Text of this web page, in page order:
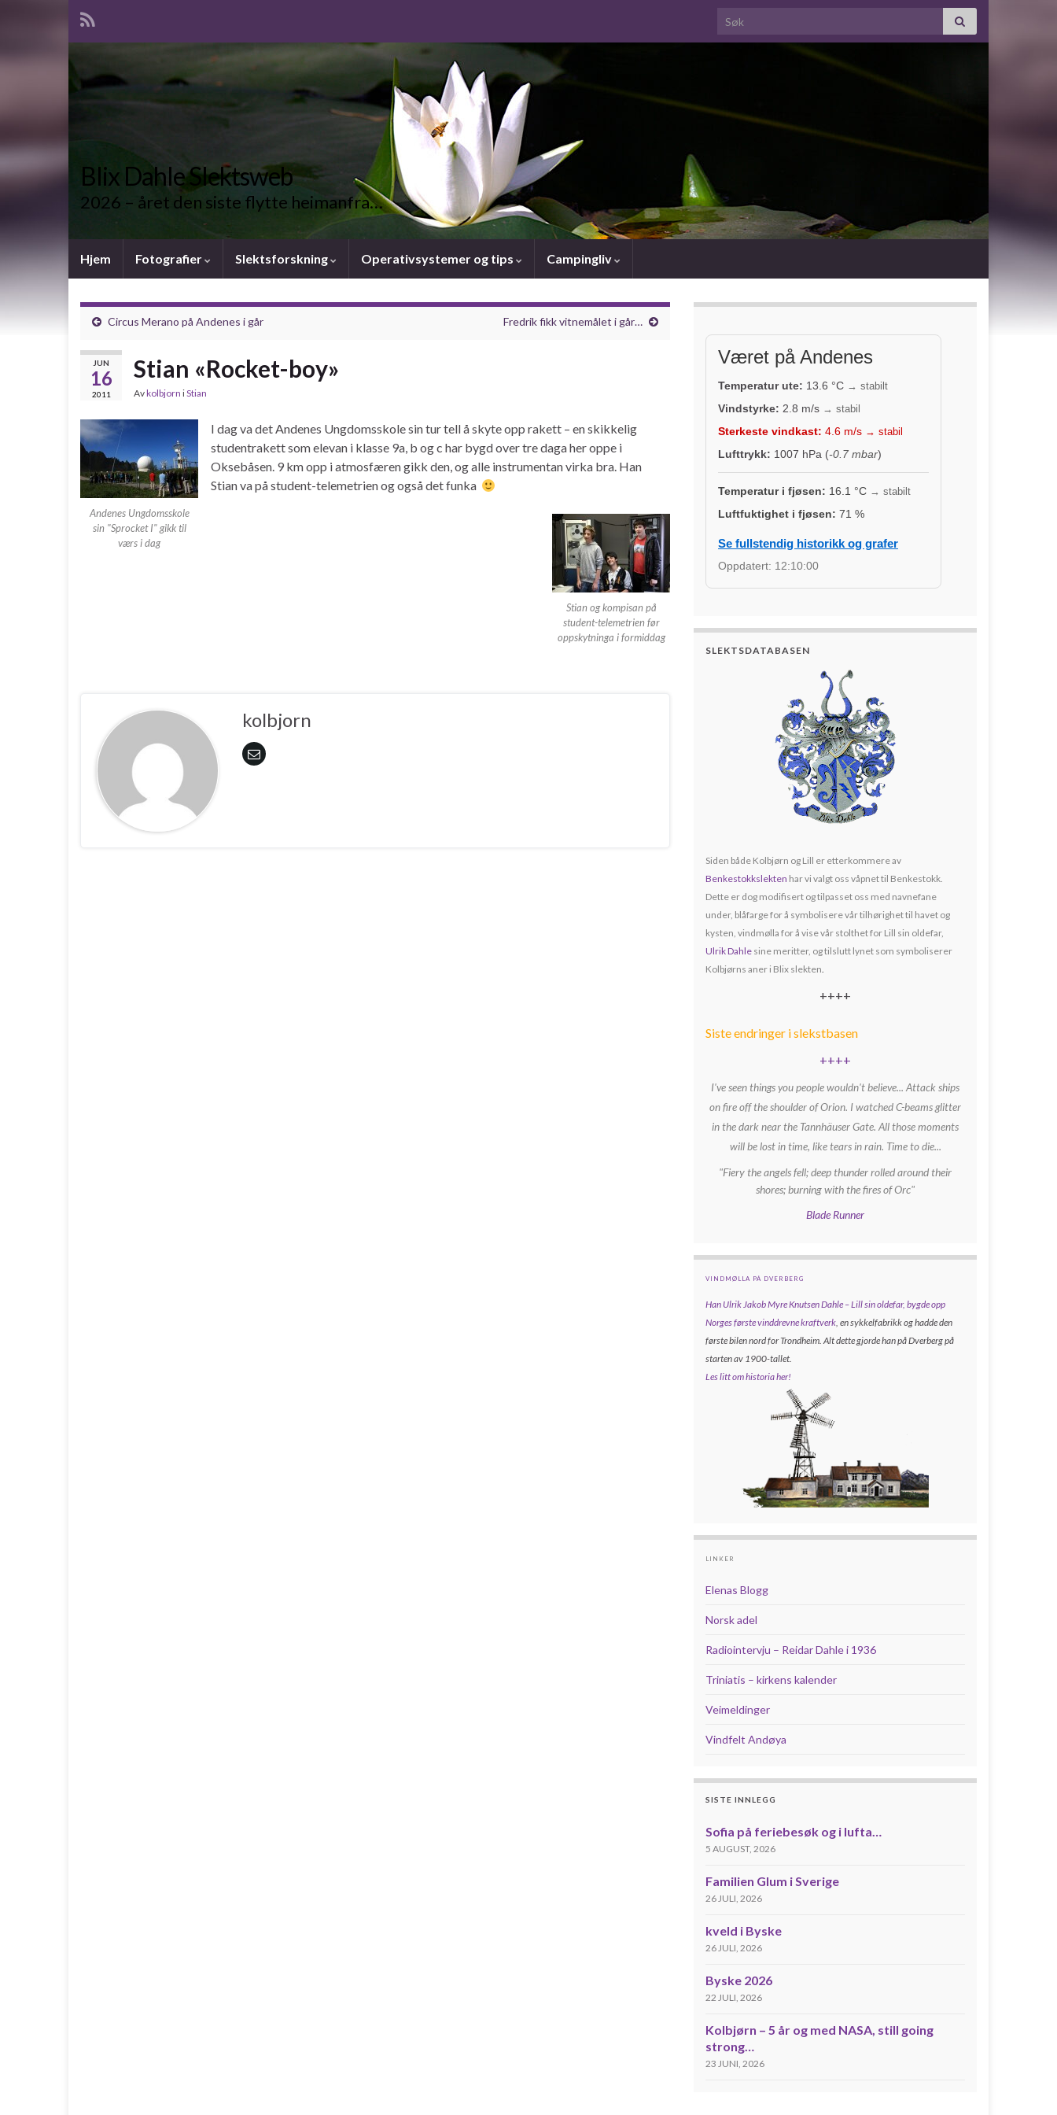
Search for:
Blix Dahle Slektsweb
2026 – året den siste flytte heimanfra…
Hjem Fotografier Slektsforskning Operativsystemer og tips Campingliv
Circus Merano på Andenes i går Fredrik fikk vitnemålet i går…
JUN
16
2011
Stian «Rocket-boy»
Avkolbjorn iStian
Andenes Ungdomsskole
sin "Sprocket I" gikk til
værs i dag
I dag va det Andenes Ungdomsskole sin tur tell å skyte opp rakett – en skikkelig
studentrakett som elevan i klasse 9a, b og c har bygd over tre daga her oppe i
Oksebåsen. 9 km opp i atmosfæren gikk den, og alle instrumentan virka bra. Han
Stian va på student-telemetrien og også det funka
Stian og kompisan på
student-telemetrien før
oppskytninga i formiddag
kolbjorn
Været på Andenes
Temperatur ute: 13.6 °C → stabilt
Vindstyrke: 2.8 m/s → stabil
Sterkeste vindkast: 4.6 m/s → stabil
Lufttrykk: 1007 hPa (-0.7 mbar)
Temperatur i fjøsen: 16.1 °C → stabilt
Luftfuktighet i fjøsen: 71 %
Se fullstendig historikk og grafer
Oppdatert: 12:10:00
SLEKTSDATABASEN
Siden både Kolbjørn og Lill er etterkommere av
Benkestokkslekten har vi valgt oss våpnet til Benkestokk.
Dette er dog modifisert og tilpasset oss med navnefane
under, blåfarge for å symbolisere vår tilhørighet til havet og
kysten, vindmølla for å vise vår stolthet for Lill sin oldefar,
Ulrik Dahle sine meritter, og tilslutt lynet som symboliserer
Kolbjørns aner i Blix slekten.
++++
Siste endringer i slekstbasen
++++
I've seen things you people wouldn't believe... Attack ships
on fire off the shoulder of Orion. I watched C-beams glitter
in the dark near the Tannhäuser Gate. All those moments
will be lost in time, like tears in rain. Time to die...
"Fiery the angels fell; deep thunder rolled around their
shores; burning with the fires of Orc"
Blade Runner
VINDMØLLA PÅ DVERBERG
Han Ulrik Jakob Myre Knutsen Dahle – Lill sin oldefar, bygde opp
Norges første vinddrevne kraftverk, en sykkelfabrikk og hadde den
første bilen nord for Trondheim. Alt dette gjorde han på Dverberg på
starten av 1900-tallet.
Les litt om historia her!
LINKER
Elenas Blogg
Norsk adel
Radiointervju – Reidar Dahle i 1936
Triniatis – kirkens kalender
Veimeldinger
Vindfelt Andøya
SISTE INNLEGG
Sofia på feriebesøk og i lufta…
5 AUGUST, 2026
Familien Glum i Sverige
26 JULI, 2026
kveld i Byske
26 JULI, 2026
Byske 2026
22 JULI, 2026
Kolbjørn – 5 år og med NASA, still going
strong…
23 JUNI, 2026